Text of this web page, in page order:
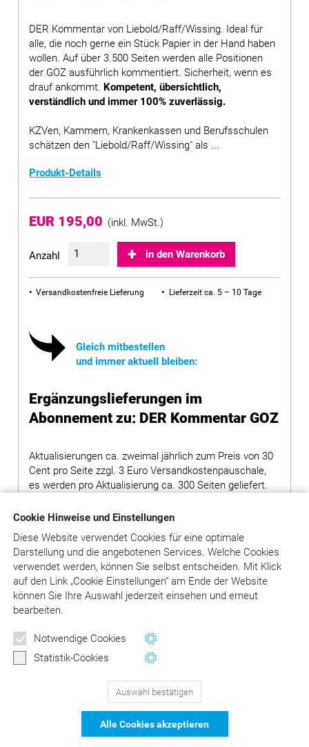
Cookie Hinweise und Einstellungen
Diese Website verwendet Cookies für eine optimale
Darstellung und die angebotenen Services. Welche Cookies
verwendet werden, können Sie selbst entscheiden. Mit Klick
aufden Link „Cookie Einstellungen“ am Ende der Website
können Sie Ihre Auswahl jederzeit einsehen und erneut
bearbeiten.
Notwendige Cookies
Statistik-Cookies
Auswahl bestätigen
Alle Cookies akzeptieren
DER Kommentar von Liebold/Raff/Wissing. Ideal für
alle, die noch gerne ein Stück Papier in der Hand haben
wollen. Auf über 3.500 Seiten werden alle Positionen
der GOZ ausführlich kommentiert. Sicherheit, wenn es
drauf ankommt. Kompetent, übersichtlich,
verständlich und immer 100% zuverlässig.
KZVen, Kammern, Krankenkassen und Berufsschulen
schätzen den "Liebold/Raff/Wissing" als ...
Produkt-Details
EUR 195,00 (inkl. MwSt.)
Anzahl in den Warenkorb
Versandkostenfreie Lieferung Lieferzeit ca. 5 – 10 Tage
Gleich mitbestellen
und immer aktuell bleiben:
Ergänzungslieferungen im
Abonnement zu: DER Kommentar GOZ
Aktualisierungen ca. zweimal jährlich zum Preis von 30
Cent pro Seite zzgl. 3 Euro Versandkostenpauschale,
es werden pro Aktualisierung ca. 300 Seiten geliefert.
Hinweis: Bei Bestellung von Grundwerken ohne
Ergänzungslieferungen wird ein Aufschlag von 80,00
Euro auf den Preis des Grundwerks erhoben.
in den Warenkorb
DER Kommentar zu BEMA und
129Bewertungen auf ProvenExpert.com